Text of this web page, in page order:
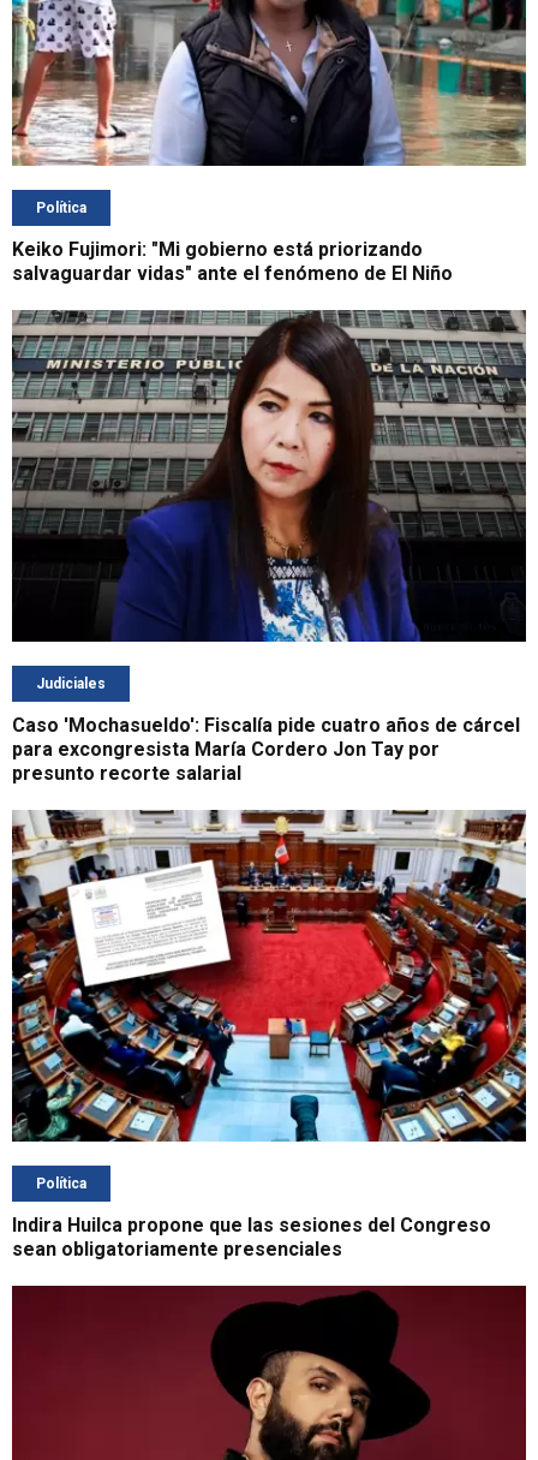
Política
Keiko Fujimori: "Mi gobierno está priorizando
salvaguardar vidas" ante el fenómeno de El Niño
Judiciales
Caso 'Mochasueldo': Fiscalía pide cuatro años de cárcel
para excongresista María Cordero Jon Tay por
presunto recorte salarial
Política
Indira Huilca propone que las sesiones del Congreso
sean obligatoriamente presenciales